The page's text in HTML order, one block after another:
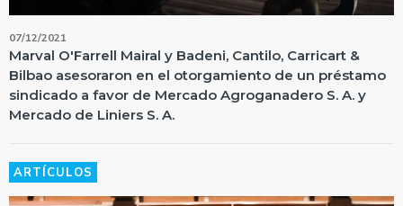
07/12/2021
Marval O'Farrell Mairal y Badeni, Cantilo, Carricart &
Bilbao asesoraron en el otorgamiento de un préstamo
sindicado a favor de Mercado Agroganadero S. A. y
Mercado de Liniers S. A.
ARTÍCULOS